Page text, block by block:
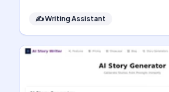
✍️Writing Assistant